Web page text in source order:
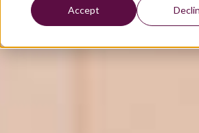
Accept